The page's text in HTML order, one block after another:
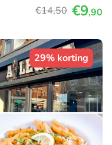
€14,50 €9,90
29% korting